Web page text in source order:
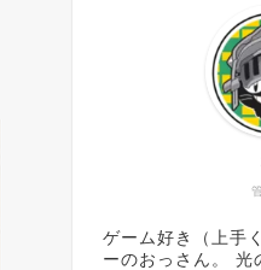
ゲーム好き（上手
ーのおっさん。 光